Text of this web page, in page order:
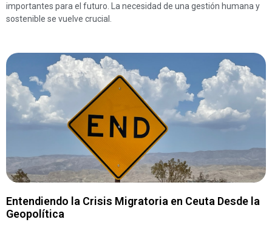
importantes para el futuro. La necesidad de una gestión humana y
sostenible se vuelve crucial.
Entendiendo la Crisis Migratoria en Ceuta Desde la
Geopolítica